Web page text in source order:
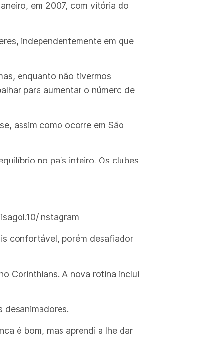
em 2007, com vitória do
independentemente em que
enquanto não tivermos
para aumentar o número de
assim como ocorre em São
no país inteiro. Os clubes
Instagram
confortável, porém desafiador
Corinthians. A nova rotina inclui
desanimadores.
é bom, mas aprendi a lhe dar